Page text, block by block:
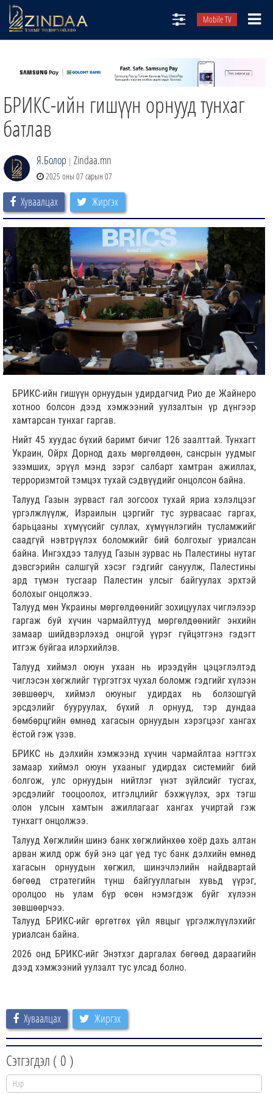
Mobile TV
ТВ8
ӨГЛӨӨНИЙ СОНИН
БРИКС-ийн гишүүн орнууд тунхаг
батлав
Я.Болор | Zindaa.mn
2025 оны 07 сарын 07
Хуваалцах Жиргэх
БРИКС-ийн гишүүн орнуудын удирдагчид Рио де Жайнеро
хотноо болсон дээд хэмжээний уулзалтын үр дүнгээр
хамтарсан тунхаг гаргав.
Нийт 45 хуудас бүхий баримт бичиг 126 заалттай. Тунхагт
Украин, Ойрх Дорнод дахь мөргөлдөөн, сансрын уудмыг
эзэмших, эрүүл мэнд зэрэг салбарт хамтран ажиллах,
терроризмтой тэмцэх тухай сэдвүүдийг онцолсон байна.
Талууд Газын зурваст гал зогсоох тухай яриа хэлэлцээг
үргэлжлүүлж, Израилын цэргийг тус зурвасаас гаргах,
барьцааны хүмүүсийг суллах, хүмүүнлэгийн тусламжийг
саадгүй нэвтрүүлэх боломжийг бий болгохыг уриалсан
байна. Ингэхдээ талууд Газын зурвас нь Палестины нутаг
дэвсгэрийн салшгүй хэсэг гэдгийг сануулж, Палестины
ард түмэн тусгаар Палестин улсыг байгуулах эрхтэй
болохыг онцолжээ.
Талууд мөн Украины мөргөлдөөнийг зохицуулах чиглэлээр
гаргаж буй хүчин чармайлтууд мөргөлдөөнийг энхийн
замаар шийдвэрлэхэд онцгой үүрэг гүйцэтгэнэ гэдэгт
итгэж буйгаа илэрхийлэв.
Талууд хиймэл оюун ухаан нь ирээдүйн цэцэглэлтэд
чиглэсэн хөгжлийг түргэтгэх чухал боломж гэдгийг хүлээн
зөвшөөрч, хиймэл оюуныг удирдах нь болзошгүй
эрсдэлийг бууруулах, бүхий л орнууд, тэр дундаа
бөмбөрцгийн өмнөд хагасын орнуудын хэрэгцээг хангах
ёстой гэж үзэв.
БРИКС нь дэлхийн хэмжээнд хүчин чармайлтаа нэгтгэх
замаар хиймэл оюун ухааныг удирдах системийг бий
болгож, улс орнуудын нийтлэг үнэт зүйлсийг тусгах,
эрсдэлийг тооцоолох, итгэлцлийг бэхжүүлэх, эрх тэгш
олон улсын хамтын ажиллагааг хангах учиртай гэж
тунхагт онцолжээ.
Талууд Хөгжлийн шинэ банк хөгжлийнхөө хоёр дахь алтан
арван жилд орж буй энэ цаг үед тус банк дэлхийн өмнөд
хагасын орнуудын хөгжил, шинэчлэлийн найдвартай
бөгөөд стратегийн түнш байгууллагын хувьд үүрэг,
оролцоо нь улам бүр өсөн нэмэгдэж буйг хүлээн
зөвшөөрчээ.
Талууд БРИКС-ийг өргөтгөх үйл явцыг үргэлжлүүлэхийг
уриалсан байна.
2026 онд БРИКС-ийг Энэтхэг даргалах бөгөөд дараагийн
дээд хэмжээний уулзалт тус улсад болно.
Хуваалцах Жиргэх
Сэтгэгдэл ( 0 )